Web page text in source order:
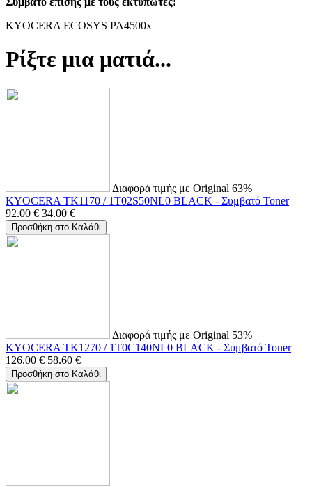
ΚYOCERA ECOSYS PA4500x
Ρίξτε μια ματιά...
Διαφορά τιμής με Original 63%
KYOCERA TK1170 / 1T02S50NL0 BLACK - Συμβατό Toner
92.00 € 34.00 €
Προσθήκη στο Καλάθι
Διαφορά τιμής με Original 53%
KYOCERA TK1270 / 1T0C140NL0 BLACK - Συμβατό Toner
126.00 € 58.60 €
Προσθήκη στο Καλάθι